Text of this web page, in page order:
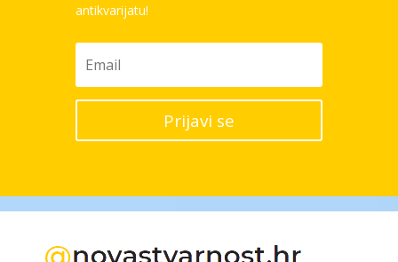
antikvarijatu!
Prijavi se